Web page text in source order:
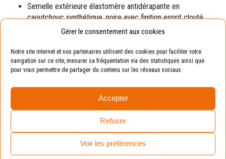
Gérer le consentement aux cookies
Notre site internet et nos partenaires utilisent des cookies pour faciliter votre
navigation sur ce site, mesurer sa fréquentation via des statistiques ainsi que
pour vous permettre de partager du contenu sur les réseaux sociaux.
Accepter
Refuser
Voir les préférences
Pointure de votre enfant : 19.
La chaussure sera toujours
adaptée aux pieds de vos enfants.
Semelle extérieure élastomère antidérapante en
caoutchouc synthétique, noire avec finition esprit clouté